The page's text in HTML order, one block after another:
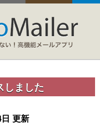
しました
更新